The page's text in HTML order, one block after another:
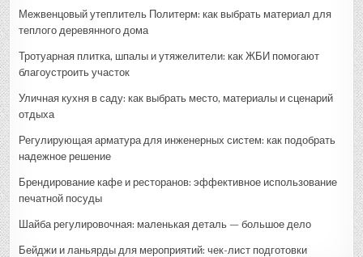
Межвенцовый утеплитель Политерм: как выбрать материал для
теплого деревянного дома
Тротуарная плитка, шпалы и утяжелители: как ЖБИ помогают
благоустроить участок
Уличная кухня в саду: как выбрать место, материалы и сценарий
отдыха
Регулирующая арматура для инженерных систем: как подобрать
надежное решение
Брендирование кафе и ресторанов: эффективное использование
печатной посуды
Шайба регулировочная: маленькая деталь — большое дело
Бейджи и ланьярды для мероприятий: чек-лист подготовки